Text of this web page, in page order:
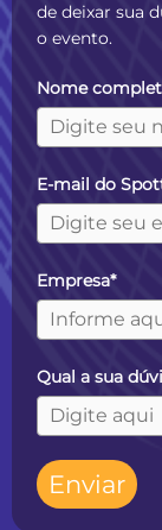
de deixar sua
o evento.
Nome
E-mail do
Empresa*
Qual a sua
Enviar